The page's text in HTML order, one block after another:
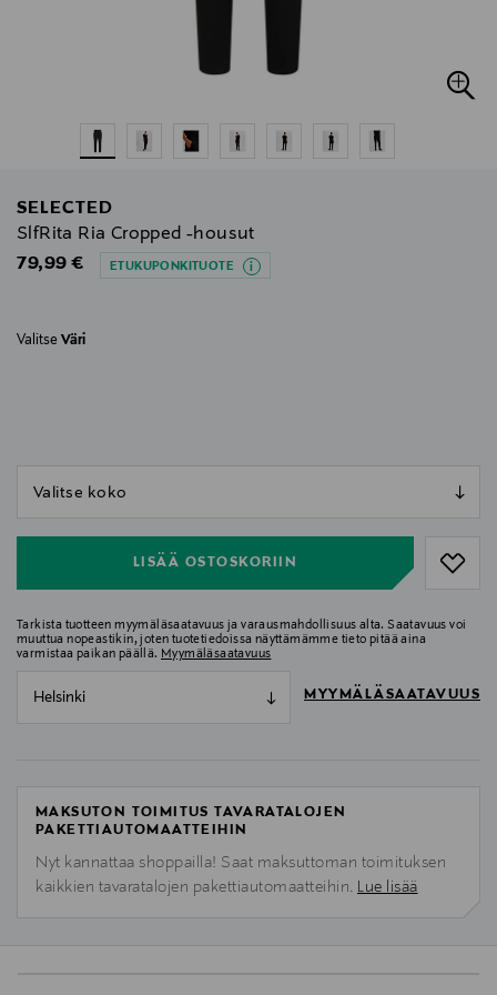
SELECTED
SlfRita Ria Cropped -housut
Original Price
79,99 € ETUKUPONKITUOTE
Valitse Väri
LISÄÄ OSTOSKORIIN
Tarkista tuotteen myymäläsaatavuus ja varausmahdollisuus alta. Saatavuus voi
muuttua nopeastikin, joten tuotetiedoissa näyttämämme tieto pitää aina
varmistaa paikan päällä. Myymäläsaatavuus
Helsinki MYYMÄLÄSAATAVUUS
MAKSUTON TOIMITUS TAVARATALOJEN
PAKETTIAUTOMAATTEIHIN
Nyt kannattaa shoppailla! Saat maksuttoman toimituksen
kaikkien tavaratalojen pakettiautomaatteihin. Lue lisää